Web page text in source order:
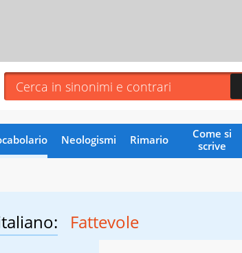
Neologismi Rimario
Come si
scrive
Fattevole